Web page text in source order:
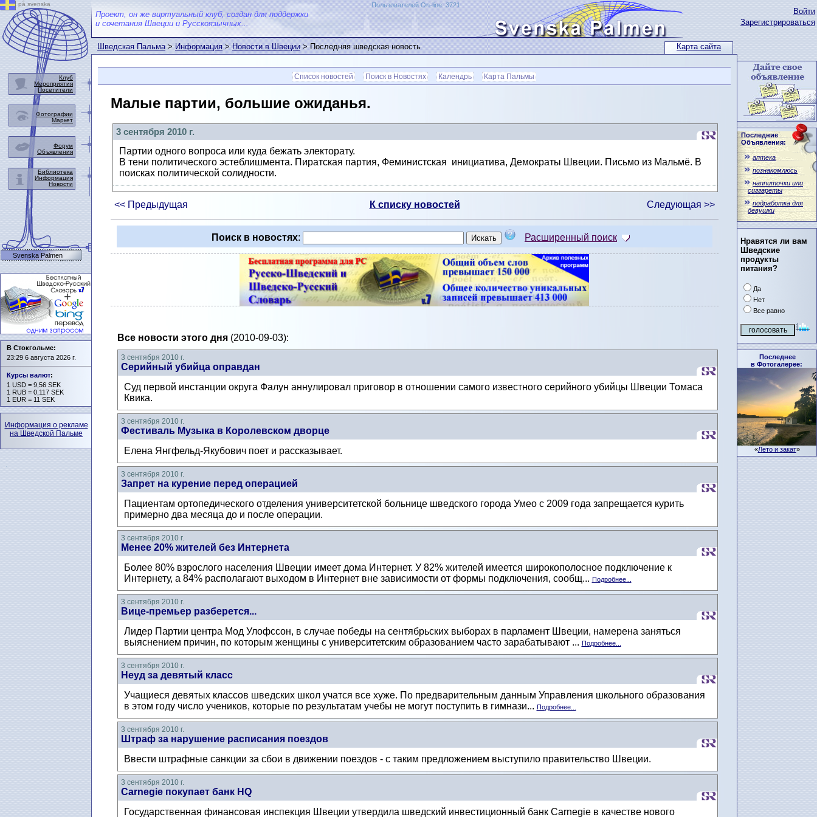
Карта сайта
Войти
Зарегистрироваться
Последние
Объявления:
аптека
познакомлюсь
наппиточки или
сиггареты
подработка для
девушки
Нравятся ли вам
Шведские
продукты
питания?
Да
Нет
Все равно
Последнее
в Фотогалерее:
«Лето и закат»
Проект, он же виртуальный клуб, создан для поддержки
и сочетания Швеции и Русскоязычных...
Пользователей On-line: 3721
Шведская Пальма>Информация>Новости в Швеции> Последняя шведская новость
Список новостей Поиск в Новостях Календрь Карта Пальмы
Малые партии, большие ожиданья.
3 сентября 2010 г.
Партии одного вопроса или куда бежать электорату.
В тени политического эстеблишмента. Пиратская партия, Феминистская инициатива, Демократы Швеции. Письмо из Мальмё. В
поисках политической солидности.
<< Предыдущая К списку новостей Следующая >>
Поиск в новостях: Расширенный поиск
Все новости этого дня(2010-09-03):
3 сентября 2010 г.
Серийный убийца оправдан
Суд первой инстанции округа Фалун аннулировал приговор в отношении самого известного серийного убийцы Швеции Томаса
Квика.
3 сентября 2010 г.
Фестиваль Музыка в Королевском дворце
Елена Янгфельд-Якубович поет и рассказывает.
3 сентября 2010 г.
Запрет на курение перед операцией
Пациентам ортопедического отделения университетской больнице шведского города Умео с 2009 года запрещается курить
примерно два месяца до и после операции.
3 сентября 2010 г.
Менее 20% жителей без Интернета
Более 80% взрослого населения Швеции имеет дома Интернет. У 82% жителей имеется широкополосное подключение к
Интернету, а 84% располагают выходом в Интернет вне зависимости от формы подключения, сообщ... Подробнее...
3 сентября 2010 г.
Вице-премьер разберется...
Лидер Партии центра Мод Улофссон, в случае победы на сентябрьских выборах в парламент Швеции, намерена заняться
выяснением причин, по которым женщины с университетским образованием часто зарабатывают ... Подробнее...
3 сентября 2010 г.
Неуд за девятый класс
Учащиеся девятых классов шведских школ учатся все хуже. По предварительным данным Управления школьного образования
в этом году число учеников, которые по результатам учебы не могут поступить в гимнази... Подробнее...
3 сентября 2010 г.
Штраф за нарушение расписания поездов
Ввести штрафные санкции за сбои в движении поездов - с таким предложением выступило правительство Швеции.
3 сентября 2010 г.
Carnegie покупает банк HQ
Государственная финансовая инспекция Швеции утвердила шведский инвестиционный банк Carnegie в качестве нового
på svenska
Клуб
Мероприятия
Посетители
Фотографии
Маркет
Форум
Объявления
Библиотека
Информация
Новости
Svenska Palmen
В Стокгольме:
23:29 6 августа 2026 г.
Курсы валют:
1 USD = 9,56 SEK
1 RUB = 0,117 SEK
1 EUR = 11 SEK
Информация о рекламе
на Шведской Пальме